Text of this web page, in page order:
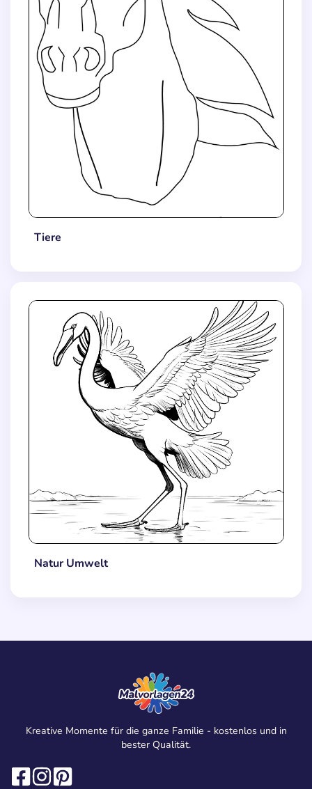
Tiere
Natur Umwelt
Kreative Momente für die ganze Familie - kostenlos und in
bester Qualität.